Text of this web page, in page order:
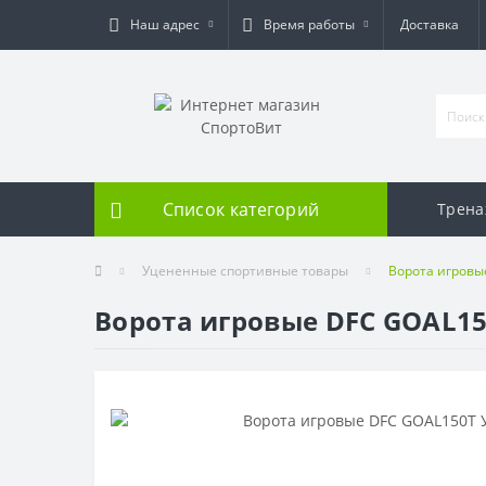
Наш адрес Время работы Доставка
Список категорий
Уцененные спортивные товары Ворота
Ворота игровые DFC